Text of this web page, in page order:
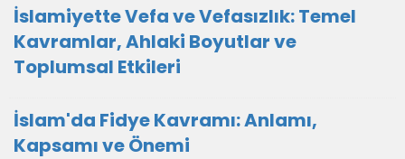
İslamiyette Vefa ve Vefasızlık: Temel
Kavramlar, Ahlaki Boyutlar ve
Toplumsal Etkileri
İslam'da Fidye Kavramı: Anlamı,
Kapsamı ve Önemi